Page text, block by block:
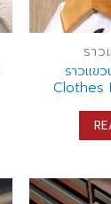
ราว
ราวแข
Clothes